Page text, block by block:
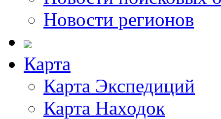
Новости регионов
Карта
Карта Экспедиций
Карта Находок